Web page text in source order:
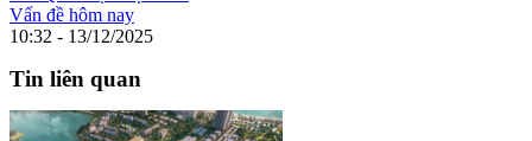
Vấn đề hôm nay
10:32 - 13/12/2025
Tin liên quan